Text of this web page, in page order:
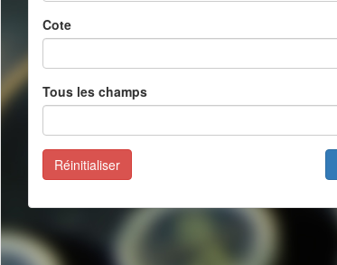
Cote
Tous les champs
Réinitialiser